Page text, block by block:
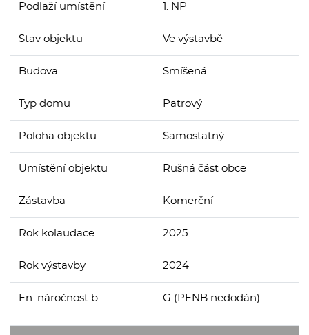
Podlaží umístění 1. NP
Stav objektu Ve výstavbě
Budova Smíšená
Typ domu Patrový
Poloha objektu Samostatný
Umístění objektu Rušná část obce
Zástavba Komerční
Rok kolaudace 2025
Rok výstavby 2024
En. náročnost b. G (PENB nedodán)